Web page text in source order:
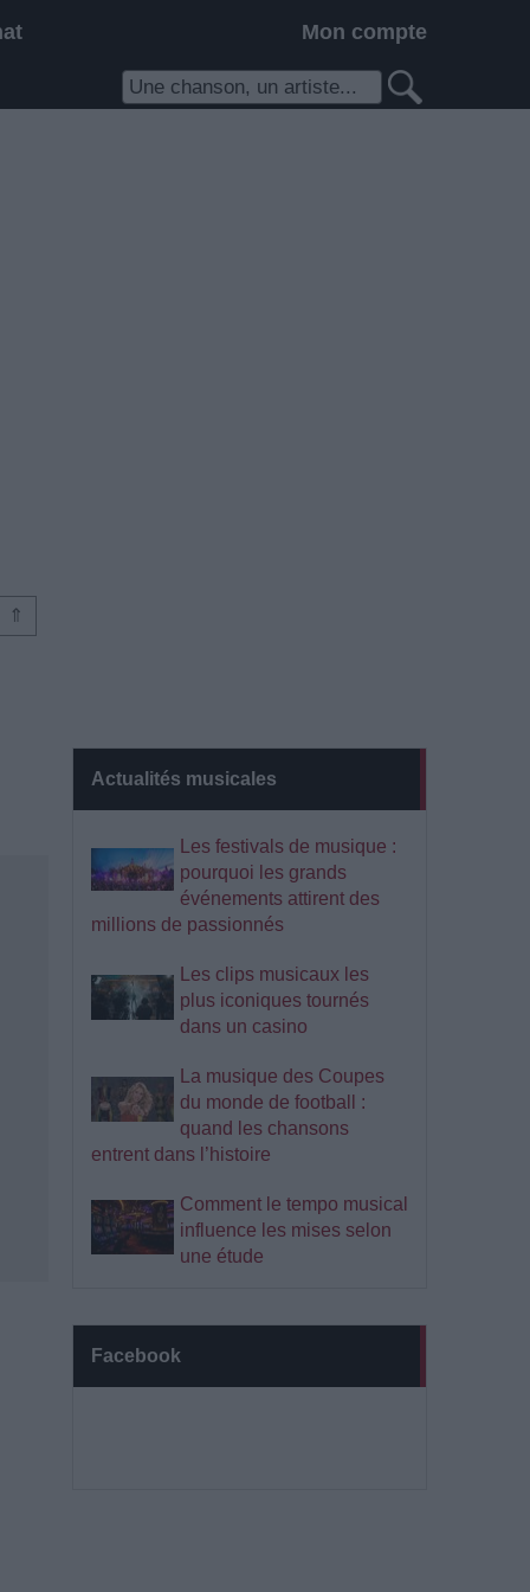
Mon compte
Actualités musicales
Les festivals de musique :
pourquoi les grands
événements attirent des
millions de passionnés
Les clips musicaux les
plus iconiques tournés
dans un casino
La musique des Coupes
du monde de football :
quand les chansons
entrent dans l’histoire
Comment le tempo musical
influence les mises selon
une étude
Facebook
⇑